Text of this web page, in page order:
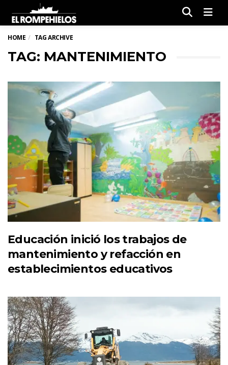
HOME TAG ARCHIVE
TAG: MANTENIMIENTO
Educación inició los trabajos de
mantenimiento y refacción en
establecimientos educativos